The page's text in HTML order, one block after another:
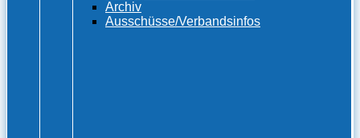
Archiv
Ausschüsse/Verbandsinfos